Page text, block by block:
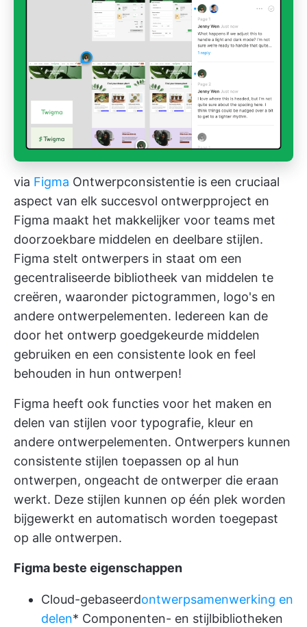
via Figma Ontwerpconsistentie is een cruciaal
aspect van elk succesvol ontwerpproject en
Figma maakt het makkelijker voor teams met
doorzoekbare middelen en deelbare stijlen.
Figma stelt ontwerpers in staat om een
gecentraliseerde bibliotheek van middelen te
creëren, waaronder pictogrammen, logo's en
andere ontwerpelementen. Iedereen kan de
door het ontwerp goedgekeurde middelen
gebruiken en een consistente look en feel
behouden in hun ontwerpen!
Figma heeft ook functies voor het maken en
delen van stijlen voor typografie, kleur en
andere ontwerpelementen. Ontwerpers kunnen
consistente stijlen toepassen op al hun
ontwerpen, ongeacht de ontwerper die eraan
werkt. Deze stijlen kunnen op één plek worden
bijgewerkt en automatisch worden toegepast
op alle ontwerpen.
Figma beste eigenschappen
Cloud-gebaseerdontwerpsamenwerking en
delen* Componenten- en stijlbibliotheken